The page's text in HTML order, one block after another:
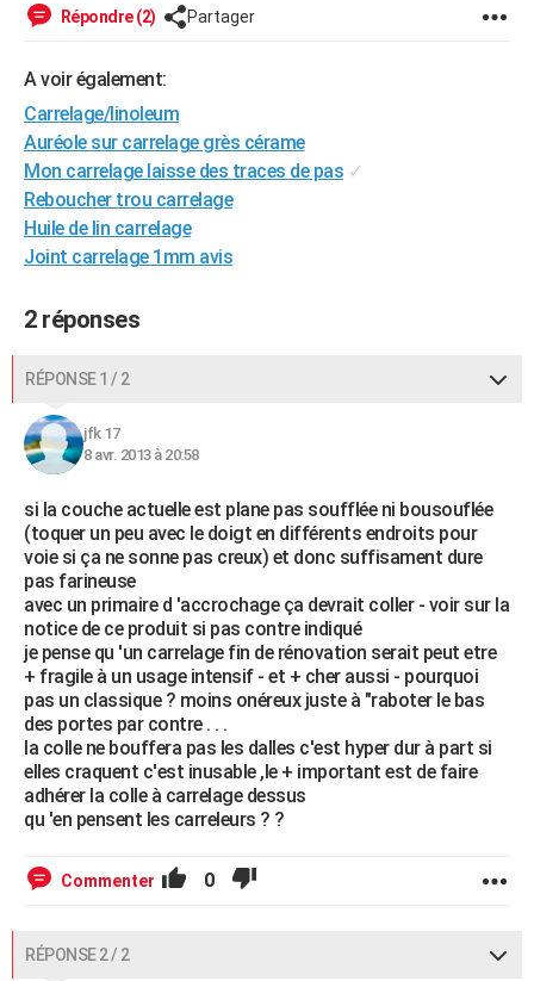
S'inscrire
Se connecter
Lycées
Collèges
Primaires
Universités
Entreprises
Service militaire
Avis de recherche
AVIS DE DÉCÈS
Bricolage
Lifestyle
Culture
Sport
Auto
Television
Voyage
Cinema
Répondre (2) Partager
A voir également:
Carrelage/linoleum
Auréole sur carrelage grès cérame
Mon carrelage laisse des traces de pas ✓
Reboucher trou carrelage
Huile de lin carrelage
Joint carrelage 1mm avis
2 réponses
RÉPONSE 1 / 2
jfk 17
8 avr. 2013 à 20:58
si la couche actuelle est plane pas soufflée ni bousouflée
(toquer un peu avec le doigt en différents endroits pour
voie si ça ne sonne pas creux) et donc suffisament dure
pas farineuse
avec un primaire d 'accrochage ça devrait coller - voir sur la
notice de ce produit si pas contre indiqué
je pense qu 'un carrelage fin de rénovation serait peut etre
+ fragile à un usage intensif - et + cher aussi - pourquoi
pas un classique ? moins onéreux juste à "raboter le bas
des portes par contre . . .
la colle ne bouffera pas les dalles c'est hyper dur à part si
elles craquent c'est inusable ,le + important est de faire
adhérer la colle à carrelage dessus
qu 'en pensent les carreleurs ? ?
Commenter 0
RÉPONSE 2 / 2